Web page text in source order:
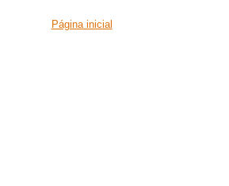
Página inicial